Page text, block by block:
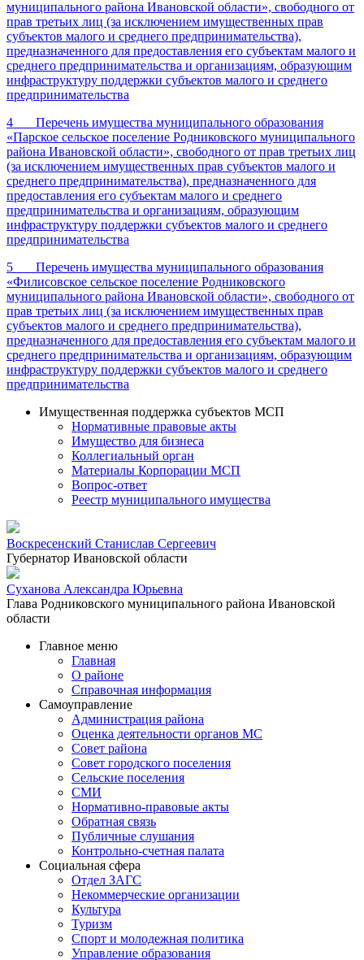
муниципального района Ивановской области», свободного от
прав третьих лиц (за исключением имущественных прав
субъектов малого и среднего предпринимательства),
предназначенного для предоставления его субъектам малого и
среднего предпринимательства и организациям, образующим
инфраструктуру поддержки субъектов малого и среднего
предпринимательства
4 Перечень имущества муниципального образования
«Парское сельское поселение Родниковского муниципального
района Ивановской области», свободного от прав третьих лиц
(за исключением имущественных прав субъектов малого и
среднего предпринимательства), предназначенного для
предоставления его субъектам малого и среднего
предпринимательства и организациям, образующим
инфраструктуру поддержки субъектов малого и среднего
предпринимательства
5 Перечень имущества муниципального образования
«Филисовское сельское поселение Родниковского
муниципального района Ивановской области», свободного от
прав третьих лиц (за исключением имущественных прав
субъектов малого и среднего предпринимательства),
предназначенного для предоставления его субъектам малого и
среднего предпринимательства и организациям, образующим
инфраструктуру поддержки субъектов малого и среднего
предпринимательства
Имущественная поддержка субъектов МСП
Нормативные правовые акты
Имущество для бизнеса
Коллегиальный орган
Материалы Корпорации МСП
Вопрос-ответ
Реестр муниципального имущества
Воскресенский Станислав Сергеевич
Губернатор Ивановской области
Суханова Александра Юрьевна
Глава Родниковского муниципального района Ивановской
области
Главное меню
Главная
О районе
Справочная информация
Самоуправление
Администрация района
Оценка деятельности органов МС
Совет района
Совет городского поселения
Сельские поселения
СМИ
Нормативно-правовые акты
Обратная связь
Публичные слушания
Контрольно-счетная палата
Социальная сфера
Отдел ЗАГС
Некоммерческие организации
Культура
Туризм
Спорт и молодежная политика
Управление образования